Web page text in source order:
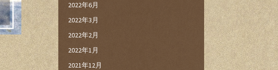
2022年6月
2022年3月
2022年2月
2022年1月
2021年12月